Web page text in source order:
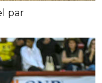
par